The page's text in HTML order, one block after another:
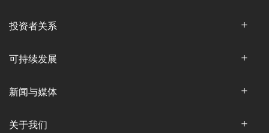
投资者关系
可持续发展
新闻与媒体
关于我们